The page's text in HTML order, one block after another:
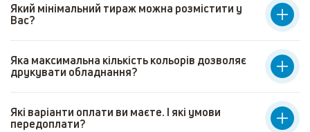
Який мінімальний тираж можна розмістити у
Вас?
Яка максимальна кількість кольорів дозволяє
друкувати обладнання?
Які варіанти оплати ви маєте. І які умови
передоплати?